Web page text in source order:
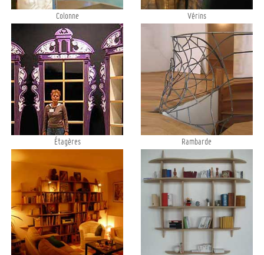
Colonne Vérins
Étagères Rambarde